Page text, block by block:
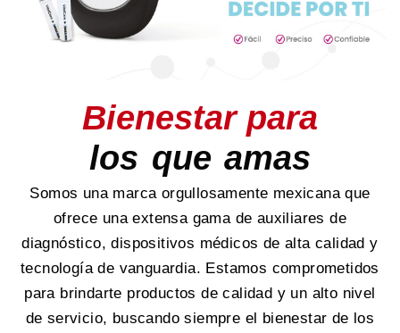
Bienestar para
los que amas
Somos una marca orgullosamente mexicana que
ofrece una extensa gama de auxiliares de
diagnóstico, dispositivos médicos de alta calidad y
tecnología de vanguardia. Estamos comprometidos
para brindarte productos de calidad y un alto nivel
de servicio, buscando siempre el bienestar de los